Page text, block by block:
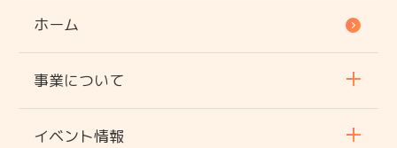
ホーム
事業について
イベント情報